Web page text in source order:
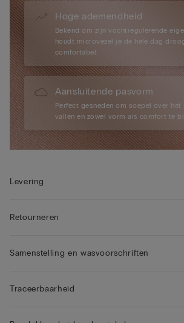
Hoge ademendheid
Bekend om zijn vochtregulerende
houdt microvezel je de hele dag
comfortabel.
Aansluitende pasvorm
Perfect gesneden om soepel over het
vallen en zowel vorm als comfort te
Levering
Retourneren
Samenstelling en wasvoorschriften
Traceerbaarheid